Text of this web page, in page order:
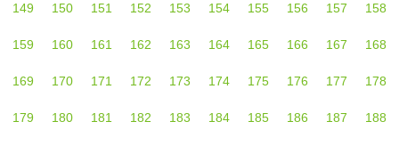
149 150 151 152 153 154 155 156 157 158
159 160 161 162 163 164 165 166 167 168
169 170 171 172 173 174 175 176 177 178
179 180 181 182 183 184 185 186 187 188